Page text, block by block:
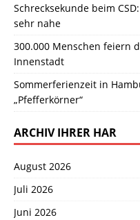
Schrecksekunde beim
sehr nahe
300.000 Menschen feiern
Innenstadt
Sommerferienzeit in
„Pfefferkörner“
ARCHIV IHRER HAR
August 2026
Juli 2026
Juni 2026